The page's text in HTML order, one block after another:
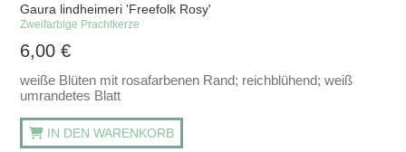
Gaura lindheimeri 'Freefolk Rosy'
Zweifarbige Prachtkerze
6,00€
weiße Blüten mit rosafarbenen Rand; reichblühend; weiß
umrandetes Blatt
IN DEN WARENKORB